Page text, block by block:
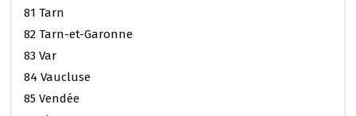
81 Tarn
82 Tarn-et-Garonne
83 Var
84 Vaucluse
85 Vendée